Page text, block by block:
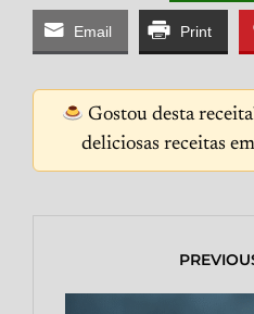
Email Print
Gostou desta
deliciosas receitas em